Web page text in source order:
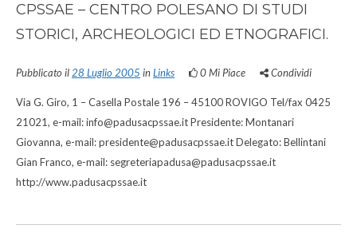
CPSSAE – CENTRO POLESANO DI STUDI
STORICI, ARCHEOLOGICI ED ETNOGRAFICI.
Pubblicato il 28 Luglio 2005 inLinks 0Mi Piace Condividi
Via G. Giro, 1 – Casella Postale 196 – 45100 ROVIGO Tel/fax 0425
21021, e-mail: info@padusacpssae.it Presidente: Montanari
Giovanna, e-mail: presidente@padusacpssae.it Delegato: Bellintani
Gian Franco, e-mail: segreteriapadusa@padusacpssae.it
http://www.padusacpssae.it